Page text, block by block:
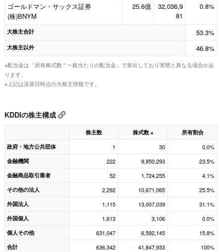
ゴールドマン・サックス証券
(株)BNYM
25.6億
32,036,9
81
0.8%
大株主合計 53.3%
大株主以外 46.8%
※配当金は「所有株式数 * 一株当たりの配当金」で算出しており実態と異なる場合があ
ります。
※上記は決算日時点の大株主情報です。
KDDIの株主構成
株主数 株式数 ※
所有割合
政府・地方公共団体
1 30 0.0%
金融機関 222 9,850,293 23.5%
金融商品取引業者 52 1,724,255 4.1%
その他の法人 2,292 10,671,065 25.5%
外国法人 1,115 13,007,039 31.1%
外国個人 1,613 3,106 0.0%
個人その他 631,047 6,592,145 15.8%
合計 636,342 41,847,933
100%